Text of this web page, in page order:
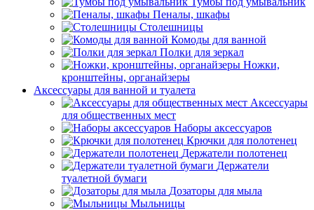
Пеналы, шкафы
Столешницы
Комоды для ванной
Полки для зеркал
Ножки,
кронштейны, органайзеры
Аксессуары для ванной и туалета
Аксессуары
для общественных мест
Наборы аксессуаров
Крючки для полотенец
Держатели полотенец
Держатели
туалетной бумаги
Дозаторы для мыла
Мыльницы